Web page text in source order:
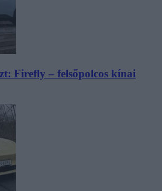
Firefly – felsőpolcos kínai